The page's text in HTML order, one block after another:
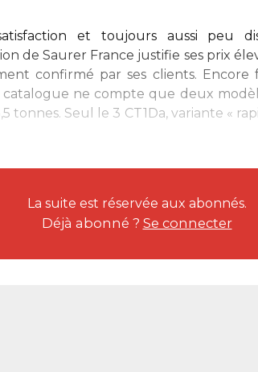
et toujours aussi peu
de Saurer France justifie ses prix
confirmé par ses clients.
catalogue ne compte que deux
tonnes. Seul le 3 CT1Da, variante «
La suite est réservée aux abonnés.
Déjà abonné ? Se connecter